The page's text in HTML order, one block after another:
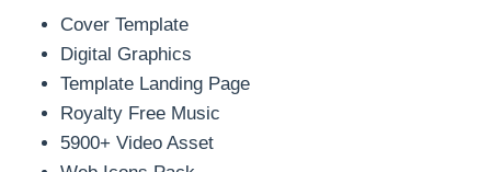
Cover Template
Digital Graphics
Template Landing Page
Royalty Free Music
5900+ Video Asset